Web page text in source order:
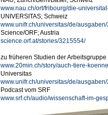
www.nau.ch/ort/fribourg/die-
UNIVERSITAS; Schweiz
www.unifr.ch/universitas/de/
Science/ORF; Austria
science.orf.at/stories/3215554/
zu früheren Studien der Arbeitsgruppe
www.20min.ch/story/auch-tiere-
Universitas
www.unifr.ch/universitas/de/
Podcast vom SRF
www.srf.ch/audio/wissenschaft-im-